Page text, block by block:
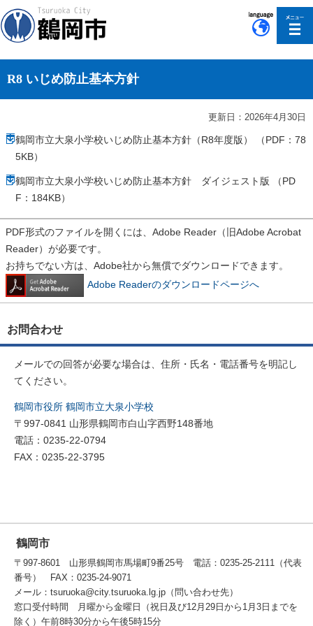
R8 いじめ防止基本方針
更新日：2026年4月30日
鶴岡市立大泉小学校いじめ防止基本方針（R8年度版） （PDF：78
5KB）
鶴岡市立大泉小学校いじめ防止基本方針 ダイジェスト版 （PD
F：184KB）
PDF形式のファイルを開くには、Adobe Reader（旧Adobe Acrobat
Reader）が必要です。
お持ちでない方は、Adobe社から無償でダウンロードできます。
Adobe Readerのダウンロードページへ
お問合わせ
メールでの回答が必要な場合は、住所・氏名・電話番号を明記し
てください。
鶴岡市役所 鶴岡市立大泉小学校
〒997-0841 山形県鶴岡市白山字西野148番地
電話：0235-22-0794
FAX：0235-22-3795
鶴岡市
〒997-8601 山形県鶴岡市馬場町9番25号 電話：0235-25-2111（代表
番号） FAX：0235-24-9071
メール：tsuruoka@city.tsuruoka.lg.jp（問い合わせ先）
窓口受付時間 月曜から金曜日（祝日及び12月29日から1月3日までを
除く）午前8時30分から午後5時15分